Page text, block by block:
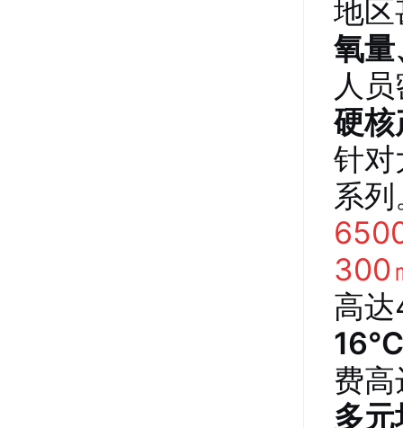
地
氧量
人
硬核
针对
系
300
高
16℃
费
多